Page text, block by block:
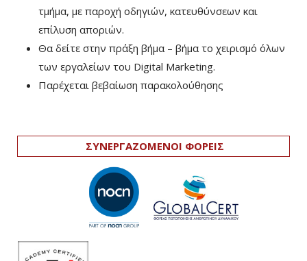
τμήμα, με παροχή οδηγιών, κατευθύνσεων και
επίλυση αποριών.
Θα δείτε στην πράξη βήμα – βήμα το χειρισμό όλων
των εργαλείων του Digital Marketing.
Παρέχεται βεβαίωση παρακολούθησης
ΣΥΝΕΡΓΑΖΟΜΕΝΟΙ ΦΟΡΕΙΣ